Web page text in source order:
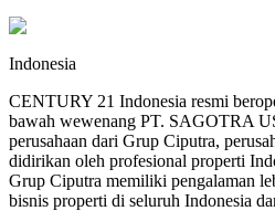
Indonesia
CENTURY 21 Indonesia resmi
bawah wewenang PT. SAGOTRA
perusahaan dari Grup Ciputra,
didirikan oleh profesional properti
Grup Ciputra memiliki pengalaman
bisnis properti di seluruh Indonesia